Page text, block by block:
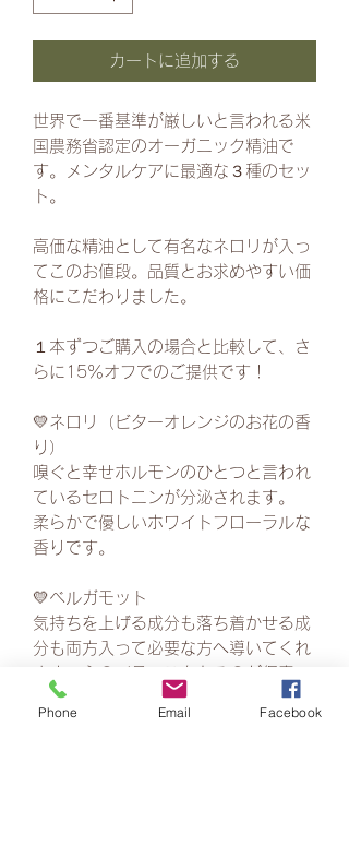
カートに追加する
世界で一番基準が厳しいと言われる米
国農務省認定のオーガニック精油で
す。メンタルケアに最適な３種のセッ
ト。
高価な精油として有名なネロリが入っ
てこのお値段。品質とお求めやすい価
格にこだわりました。
１本ずつご購入の場合と比較して、さ
らに15％オフでのご提供です！
💛ネロリ（ビターオレンジのお花の香
り）
嗅ぐと幸せホルモンのひとつと言われ
ているセロトニンが分泌されます。
柔らかで優しいホワイトフローラルな
香りです。
💛ベルガモット
気持ちを上げる成分も落ち着かせる成
分も両方入って必要な方へ導いてくれ
フレッシュでクールな柑橘系の香りで
す。
Phone Email Facebook